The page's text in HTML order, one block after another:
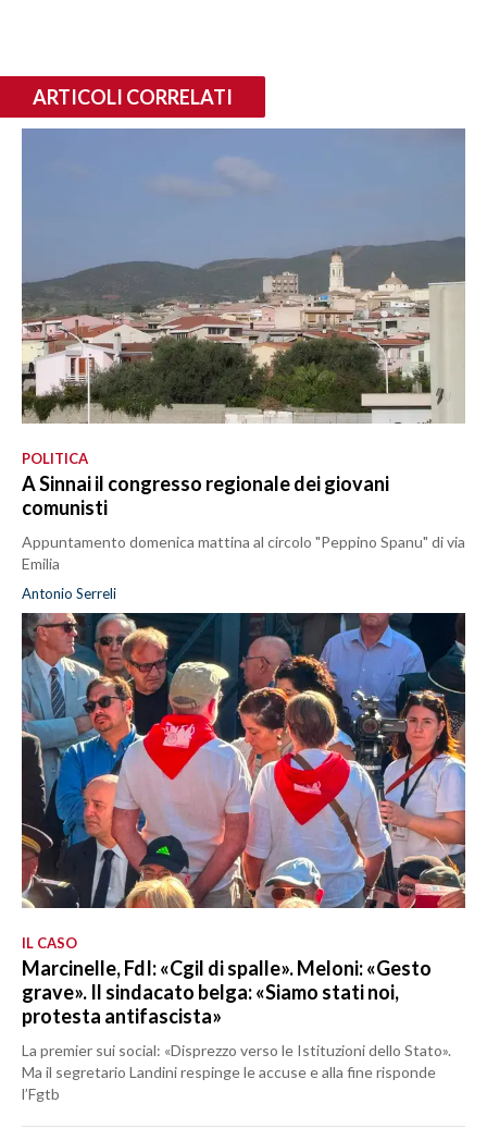
ARTICOLI CORRELATI
POLITICA
A Sinnai il congresso regionale dei giovani
comunisti
Appuntamento domenica mattina al circolo "Peppino Spanu" di via
Emilia
Antonio Serreli
IL CASO
Marcinelle, FdI: «Cgil di spalle». Meloni: «Gesto
grave». Il sindacato belga: «Siamo stati noi,
protesta antifascista»
La premier sui social: «Disprezzo verso le Istituzioni dello Stato».
Ma il segretario Landini respinge le accuse e alla fine risponde
l’Fgtb